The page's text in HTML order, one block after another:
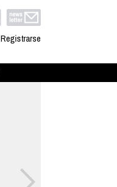
Registrarse